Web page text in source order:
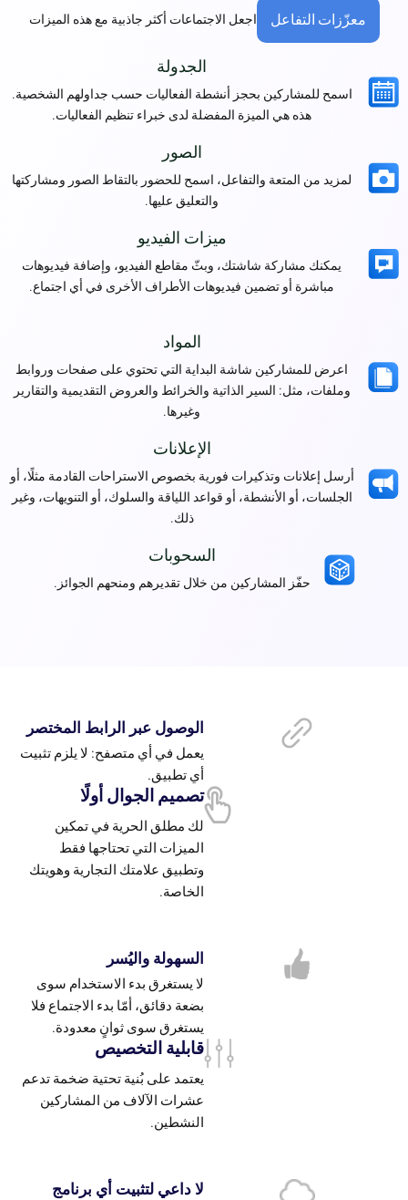
اجعل الاجتماعات أكثر جاذبية مع هذه الميزات معزّزات التفاعل
الجدولة
اسمح للمشاركين بحجز أنشطة الفعاليات حسب جداولهم الشخصية.
هذه هي الميزة المفضلة لدى خبراء تنظيم الفعاليات.
الصور
لمزيد من المتعة والتفاعل، اسمح للحضور بالتقاط الصور ومشاركتها
والتعليق عليها.
ميزات الفيديو
يمكنك مشاركة شاشتك، وبثّ مقاطع الفيديو، وإضافة فيديوهات
مباشرة أو تضمين فيديوهات الأطراف الأخرى في أي اجتماع.
المواد
اعرض للمشاركين شاشة البداية التي تحتوي على صفحات وروابط
وملفات، مثل: السير الذاتية والخرائط والعروض التقديمية والتقارير
وغيرها.
الإعلانات
أرسل إعلانات وتذكيرات فورية بخصوص الاستراحات القادمة مثلًا، أو
الجلسات، أو الأنشطة، أو قواعد اللياقة والسلوك، أو التنويهات، وغير
السحوبات
حفّز المشاركين من خلال تقديرهم ومنحهم الجوائز.
الوصول عبر الرابط المختصر
يعمل في أي متصفح: لا يلزم تثبيت
أي تطبيق.
تصميم الجوال أولًا
لك مطلق الحرية في تمكين
الميزات التي تحتاجها فقط
وتطبيق علامتك التجارية وهويتك
الخاصة.
السهولة واليُسر
لا يستغرق بدء الاستخدام سوى
بضعة دقائق، أمّا بدء الاجتماع فلا
يستغرق سوى ثوانٍ معدودة.
قابلية التخصيص
يعتمد على بُنية تحتية ضخمة تدعم
عشرات الآلاف من المشاركين
النشطين.
لا داعي لتثبيت أي برنامج